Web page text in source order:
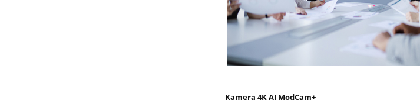
Kamera 4K AI ModCam+